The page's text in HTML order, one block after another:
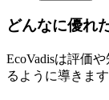
どんなに優れ
EcoVadisは評価
るように導きます